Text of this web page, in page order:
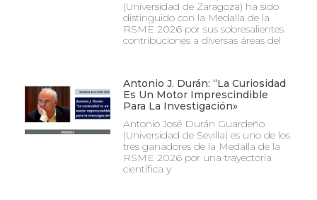
(Universidad de Zaragoza) ha sido
distinguido con la Medalla de la
RSME 2026 por sus sobresalientes
contribuciones a diversas áreas del
Antonio J. Durán: “La Curiosidad
Es Un Motor Imprescindible
Para La Investigación»
Antonio José Durán Guardeño
(Universidad de Sevilla) es uno de los
tres ganadores de la Medalla de la
RSME 2026 por una trayectoria
científica y